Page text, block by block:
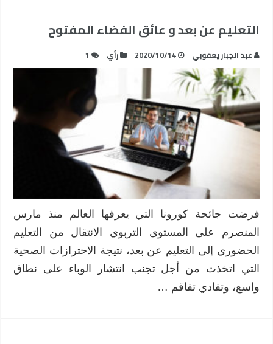
التعليم عن بعد و عائق الفضاء المفتوح
عبد الجبار يعقوبي 2020/10/14 رأي 1
فرضت جائحة كورونا التي يعرفها العالم منذ مارس
المنصرم على المستوى التربوي الانتقال من التعليم
الحضوري إلى التعليم عن بعد، نتيجة الاحترازات الصحية
التي اتخذت من أجل تجنب انتشار الوباء على نطاق
واسع، وتفادي تفاقم …